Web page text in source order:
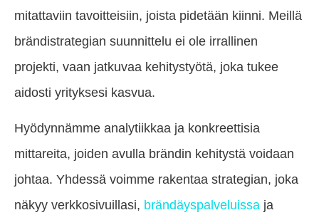
mitattaviin tavoitteisiin, joista pidetään kiinni. Meillä
brändistrategian suunnittelu ei ole irrallinen
projekti, vaan jatkuvaa kehitystyötä, joka tukee
aidosti yrityksesi kasvua.
Hyödynnämme analytiikkaa ja konkreettisia
mittareita, joiden avulla brändin kehitystä voidaan
johtaa. Yhdessä voimme rakentaa strategian, joka
näkyy verkkosivuillasi, brändäyspalveluissa ja